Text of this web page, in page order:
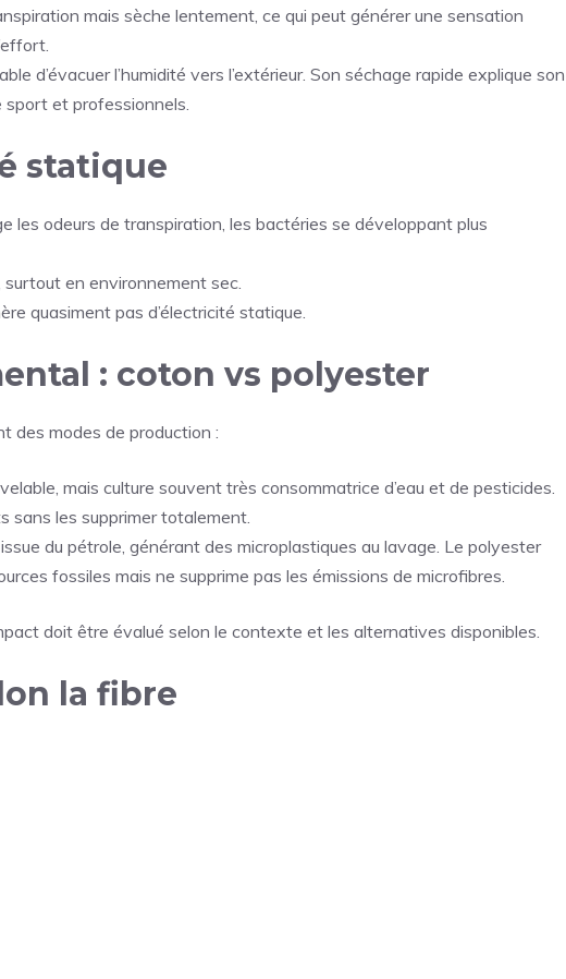
mais sèche lentement, ce qui peut générer une sensation
d’évacuer l’humidité vers l’extérieur. Son séchage rapide explique son
et professionnels.
statique
les odeurs de transpiration, les bactéries se développant plus
en environnement sec.
quasiment pas d’électricité statique.
: coton vs polyester
des modes de production :
mais culture souvent très consommatrice d’eau et de pesticides.
sans les supprimer totalement.
du pétrole, générant des microplastiques au lavage. Le polyester
fossiles mais ne supprime pas les émissions de microfibres.
doit être évalué selon le contexte et les alternatives disponibles.
la fibre